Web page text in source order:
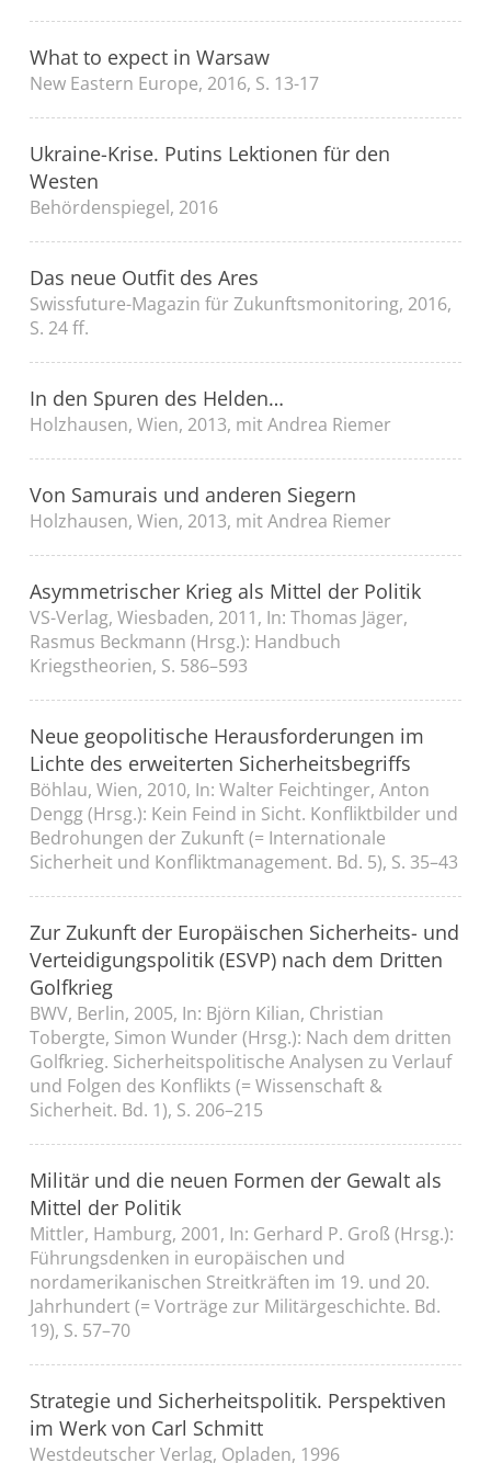
What to expect in Warsaw
New Eastern Europe, 2016, S. 13-17
Ukraine-Krise. Putins Lektionen für den
Westen
Behördenspiegel, 2016
Das neue Outfit des Ares
Swissfuture-Magazin für Zukunftsmonitoring, 2016,
S. 24 ff.
In den Spuren des Helden…
Holzhausen, Wien, 2013, mit Andrea Riemer
Von Samurais und anderen Siegern
Holzhausen, Wien, 2013, mit Andrea Riemer
Asymmetrischer Krieg als Mittel der Politik
VS-Verlag, Wiesbaden, 2011, In: Thomas Jäger,
Rasmus Beckmann (Hrsg.): Handbuch
Kriegstheorien, S. 586–593
Neue geopolitische Herausforderungen im
Lichte des erweiterten Sicherheitsbegriffs
Böhlau, Wien, 2010, In: Walter Feichtinger, Anton
Dengg (Hrsg.): Kein Feind in Sicht. Konfliktbilder und
Bedrohungen der Zukunft (= Internationale
Sicherheit und Konfliktmanagement. Bd. 5), S. 35–43
Zur Zukunft der Europäischen Sicherheits- und
Verteidigungspolitik (ESVP) nach dem Dritten
Golfkrieg
BWV, Berlin, 2005, In: Björn Kilian, Christian
Tobergte, Simon Wunder (Hrsg.): Nach dem dritten
Golfkrieg. Sicherheitspolitische Analysen zu Verlauf
und Folgen des Konflikts (= Wissenschaft &
Sicherheit. Bd. 1), S. 206–215
Militär und die neuen Formen der Gewalt als
Mittel der Politik
Mittler, Hamburg, 2001, In: Gerhard P. Groß (Hrsg.):
Führungsdenken in europäischen und
nordamerikanischen Streitkräften im 19. und 20.
Jahrhundert (= Vorträge zur Militärgeschichte. Bd.
19), S. 57–70
Strategie und Sicherheitspolitik. Perspektiven
im Werk von Carl Schmitt
Westdeutscher Verlag, Opladen, 1996